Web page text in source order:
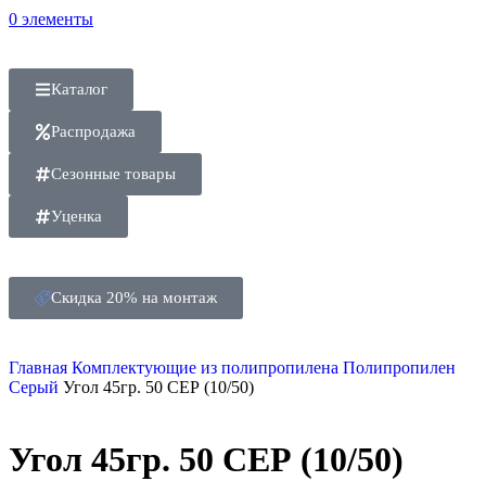
0 элементы
Каталог
Распродажа
Сезонные товары
Уценка
Скидка 20% на монтаж
Главная Комплектующие из полипропилена Полипропилен
Серый Угол 45гр. 50 СЕР (10/50)
Угол 45гр. 50 СЕР (10/50)